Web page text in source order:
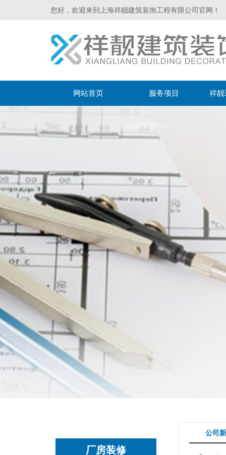
您好，欢迎来到上海祥靓建筑装饰工程有限公司官网！
网站首页 服务项目 祥
厂房装修
公司